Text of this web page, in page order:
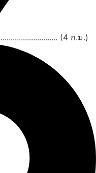
(4 ก.ม.)